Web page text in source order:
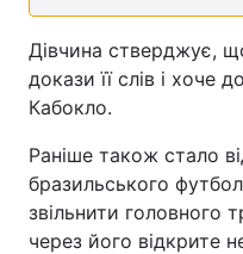
Дівчина стверджує,
докази її слів і хоче
Кабокло.
Раніше також стало
бразильського
звільнити головного
через його відкрите